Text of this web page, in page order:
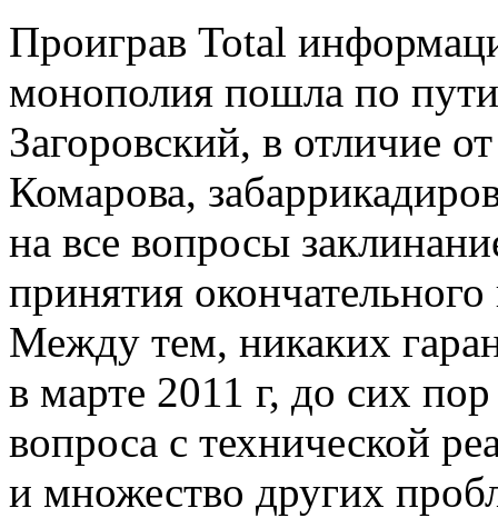
Проиграв Total
монополия пошла по
Загоровский, в отличие
Комарова,
на все вопросы
принятия
Между тем, никаких
в марте 2011 г, до сих
вопроса с технической
и множество других